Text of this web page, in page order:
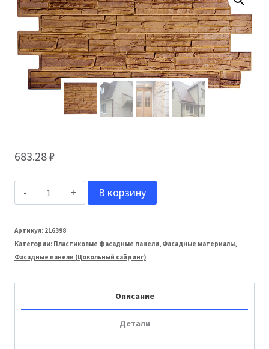
683.28₽
Количество
ТЕХОСНАСТКА
Фасадная
Альпийская
В корзину
Артикул: 216398
Категории: Пластиковые фасадные панели, Фасадные материалы,
Фасадные панели (Цокольный сайдинг)
Описание
Детали